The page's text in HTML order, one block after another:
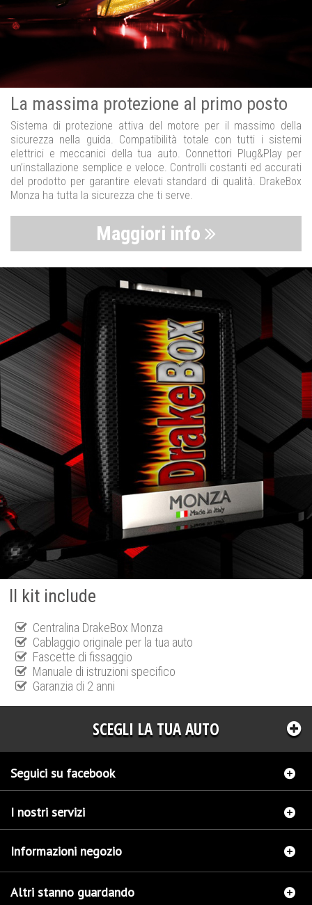
La massima protezione al primo posto
Sistema di protezione attiva del motore per il massimo della
sicurezza nella guida. Compatibilità totale con tutti i sistemi
elettrici e meccanici della tua auto. Connettori Plug&Play per
un’installazione semplice e veloce. Controlli costanti ed accurati
del prodotto per garantire elevati standard di qualità. DrakeBox
Monza ha tutta la sicurezza che ti serve.
Maggiori info
Il kit include
Centralina DrakeBox Monza
Cablaggio originale per la tua auto
Fascette di fissaggio
Manuale di istruzioni specifico
Garanzia di 2 anni
SCEGLI LA TUA AUTO
Seguici su facebook
I nostri servizi
Informazioni negozio
Altri stanno guardando